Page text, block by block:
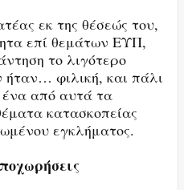
εκ της θέσεώς του,
επί θεμάτων ΕΥΠ,
το λιγότερο
ήταν… φιλική, και πάλι
από αυτά τα
κατασκοπείας
εγκλήματος.